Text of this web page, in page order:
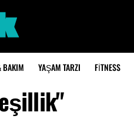
BAKIM YAŞAM TARZI FITNESS